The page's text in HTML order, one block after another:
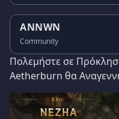
ANNWN
Community
Πολεμήστε σε
Aetherburn θα